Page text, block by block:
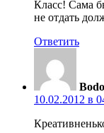
Класс! Сама
не отдать
Ответить
10.02.2012 в